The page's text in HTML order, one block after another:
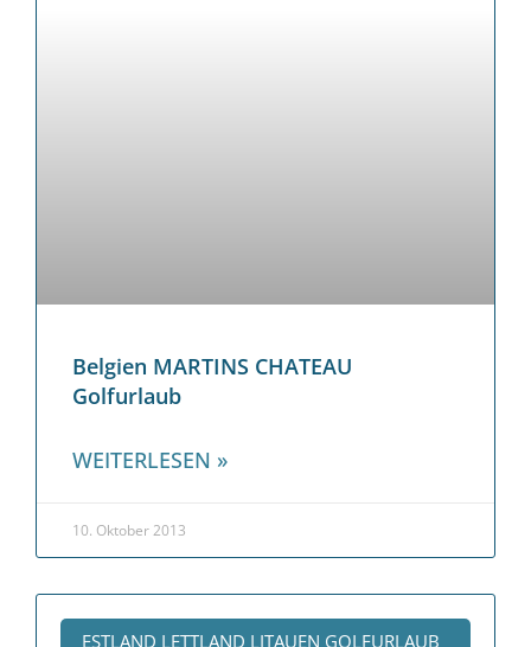
Belgien MARTINS CHATEAU
Golfurlaub
WEITERLESEN »
10. Oktober 2013
ESTLAND LETTLAND LITAUEN GOLFURLAUB